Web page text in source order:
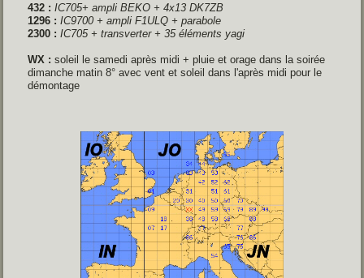
432 :IC705+ ampli BEKO + 4x13 DK7ZB
1296 :IC9700 + ampli F1ULQ + parabole
2300 : IC705 + transverter + 35 éléments yagi
WX : soleil le samedi après midi + pluie et orage dans la soirée
dimanche matin 8° avec vent et soleil dans l'après midi pour le
démontage